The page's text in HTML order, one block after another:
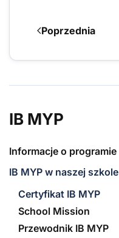
Poprzednia
IB MYP
Informacje o programie
IB MYP w naszej szkole
Certyfikat IB MYP
School Mission
Przewodnik IB MYP